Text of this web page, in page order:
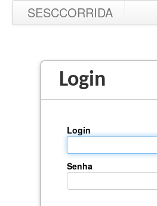
SESCCORRIDA
Login
Login
Senha